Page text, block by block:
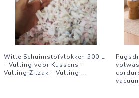
Witte Schuimstofvlokken 500 L
- Vulling voor Kussens -
Vulling Zitzak - Vulling ...